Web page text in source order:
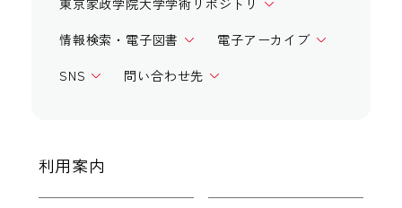
東京家政学院大学学術リポジトリ
情報検索・電子図書
電子アーカイブ
SNS
問い合わせ先
利用案内